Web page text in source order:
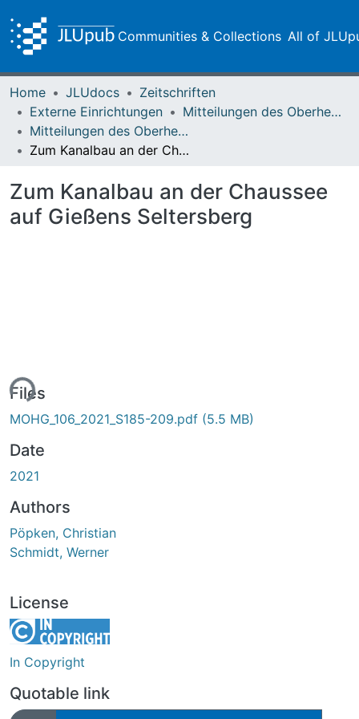
Communities & Collections All of
Home JLUdocs
Zeitschriften
Externe Einrichtungen
Mitteilungen des Oberhessischen Geschichtsvereins Gießen
Mitteilungen des Oberhessischen Geschichtsvereins Gießen Vol. 106 (2021)
Zum Kanalbau an der Chaussee auf Gießens Seltersberg
Zum Kanalbau an der Chaussee
auf Gießens Seltersberg
Files
MOHG_106_2021_S185-209.pdf (5.5 MB)
Date
2021
Authors
Pöpken, Christian
Schmidt, Werner
License
In Copyright
Quotable link